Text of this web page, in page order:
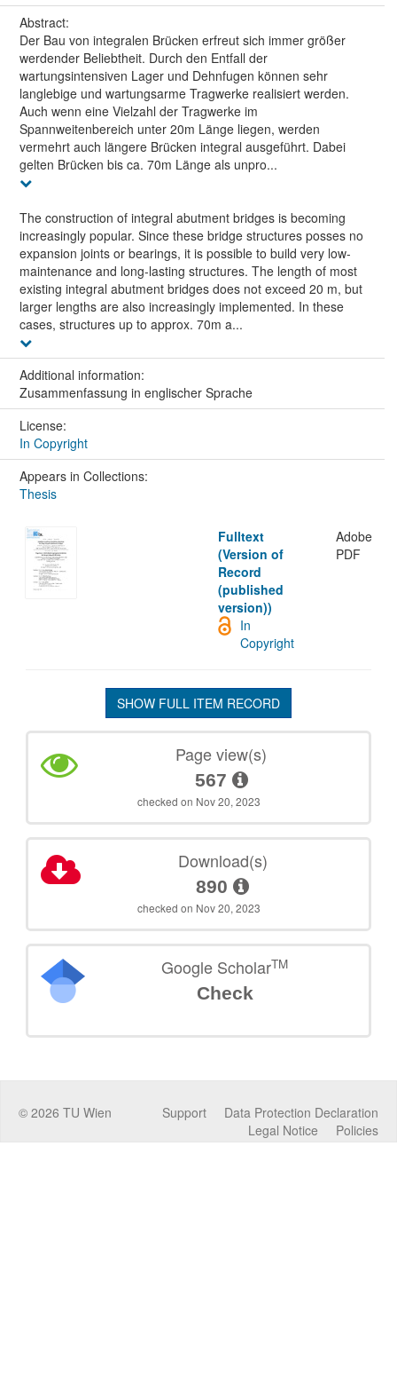
Abstract:
Der Bau von integralen Brücken erfreut sich immer größer
werdender Beliebtheit. Durch den Entfall der
wartungsintensiven Lager und Dehnfugen können sehr
langlebige und wartungsarme Tragwerke realisiert werden.
Auch wenn eine Vielzahl der Tragwerke im
Spannweitenbereich unter 20m Länge liegen, werden
vermehrt auch längere Brücken integral ausgeführt. Dabei
gelten Brücken bis ca. 70m Länge als unpro...
The construction of integral abutment bridges is becoming
increasingly popular. Since these bridge structures posses no
expansion joints or bearings, it is possible to build very low-
maintenance and long-lasting structures. The length of most
existing integral abutment bridges does not exceed 20 m, but
larger lengths are also increasingly implemented. In these
cases, structures up to approx. 70m a...
Additional information:
Zusammenfassung in englischer Sprache
License:
In Copyright
Appears in Collections:
Thesis
Fulltext
(Version of
Record
(published
version))
Adobe
PDF
In
Copyright
SHOW FULL ITEM RECORD
Page view(s)
567
checked on Nov 20, 2023
Download(s)
890
checked on Nov 20, 2023
Google ScholarTM
Check
© 2026 TU Wien Data Protection Declaration
Support
Policies
Legal Notice